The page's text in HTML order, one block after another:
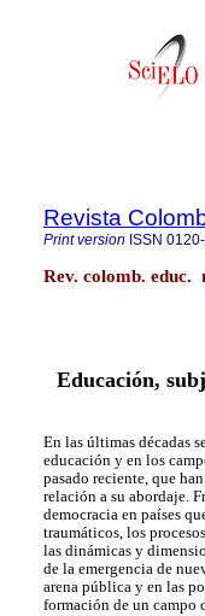
Revista
Print version ISSN
Rev. colomb. educ.
Educación,
En las últimas décadas
educación y en los
pasado reciente, que
relación a su abordaje.
democracia en países
traumáticos, los
las dinámicas y
de la emergencia de
arena pública y en las
formación de un campo